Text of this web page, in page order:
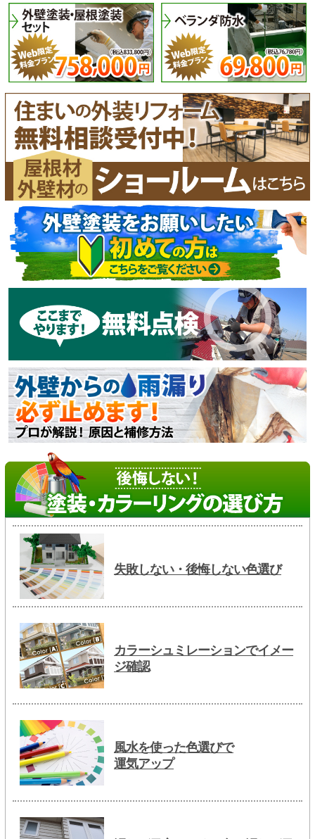
失敗しない・後悔しない色選び
カラーシュミレーションでイメー
ジ確認
風水を使った色選びで
運気アップ